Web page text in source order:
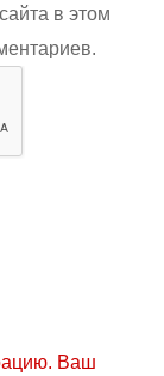
в этом
Ваш